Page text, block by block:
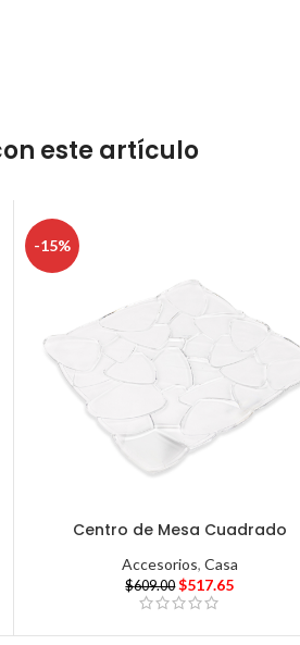
este artículo
-15%
Centro de Mesa Cuadrado
Accesorios, Casa
$609.00 $517.65